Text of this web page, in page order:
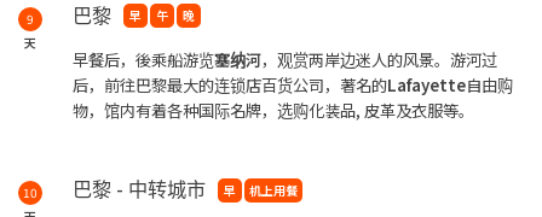
9
天
巴黎 早 午 晚
早餐后，後乘船游览塞纳河，观赏两岸边迷人的风景。游河过
后，前往巴黎最大的连锁店百货公司，著名的Lafayette自由购
物，馆内有着各种国际名牌，选购化装品, 皮革及衣服等。
10
巴黎 - 中转城市 早 机上用餐